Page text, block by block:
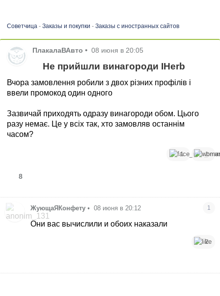
Советчица- Заказы и покупки - Заказы с иностранных сайтов
ПлакалаВАвто • 08 июня в 20:05
Не прийшли винагороди IHerb
Вчора замовлення робили з двох різних профілів і
ввели промокод один одного
Зазвичай приходять одразу винагороди обом. Цього
разу немає. Це у всіх так, хто замовляв останнім
часом?
1 1
8
ЖующаЯКонфету • 08 июня в 20:12 1
Они вас вычислили и обоих наказали
2